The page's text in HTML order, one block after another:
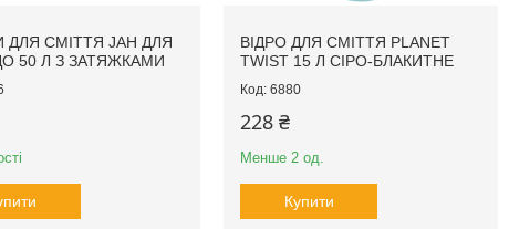
ДЛЯ СМІТТЯ JAH ДЛЯ
50 Л З ЗАТЯЖКАМИ
ВІДРО ДЛЯ СМІТТЯ PLANET
TWIST 15 Л СІРО-БЛАКИТНЕ
6880
228 ₴
Менше 2 од.
Купити